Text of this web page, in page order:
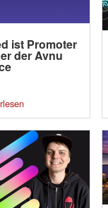
ist Promoter
der Avnu